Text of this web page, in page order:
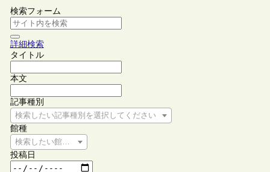
検索フォーム
詳細検索
タイトル
本文
記事種別
検索したい記事種別を選択してください
館種
検索したい館種を選択してください
投稿日